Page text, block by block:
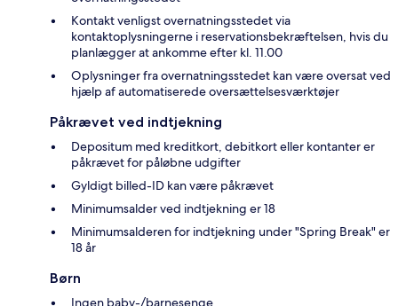
Kontakt venligst overnatningsstedet via
kontaktoplysningerne i reservationsbekræftelsen, hvis du
planlægger at ankomme efter kl. 11.00
Oplysninger fra overnatningsstedet kan være oversat ved
hjælp af automatiserede oversættelsesværktøjer
Påkrævet ved indtjekning
Depositum med kreditkort, debitkort eller kontanter er
påkrævet for påløbne udgifter
Gyldigt billed-ID kan være påkrævet
Minimumsalder ved indtjekning er 18
Minimumsalderen for indtjekning under "Spring Break" er
18 år
Børn
Ingen baby-/barnesenge